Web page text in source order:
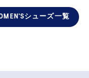
シューズ一覧​